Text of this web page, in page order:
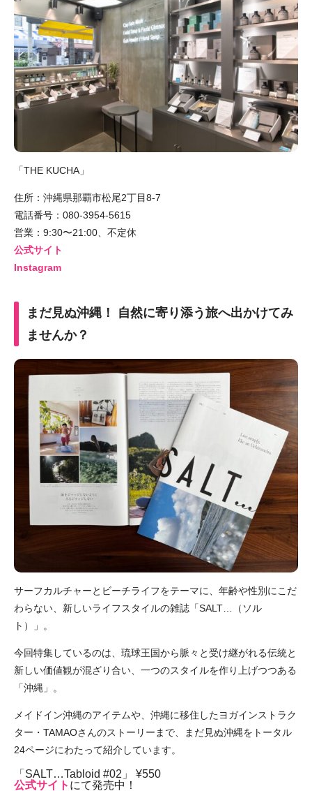
「THE KUCHA」
住所：沖縄県那覇市松尾2丁目8-7
電話番号：080-3954-5615
営業：9:30〜21:00、不定休
公式サイト
Instagram
まだ見ぬ沖縄！ 自然に寄り添う旅へ出かけてみ
ませんか？
サーフカルチャーとビーチライフをテーマに、年齢や性別にこだ
わらない、新しいライフスタイルの雑誌「SALT…（ソル
ト）」。
今回特集しているのは、琉球王国から脈々と受け継がれる伝統と
新しい価値観が混ざり合い、一つのスタイルを作り上げつつある
「沖縄」。
メイドイン沖縄のアイテムや、沖縄に移住したヨガインストラク
ター・TAMAOさんのストーリーまで、まだ見ぬ沖縄をトータル
24ページにわたって紹介しています。
「SALT…Tabloid #02」 ¥550
公式サイト にて発売中！